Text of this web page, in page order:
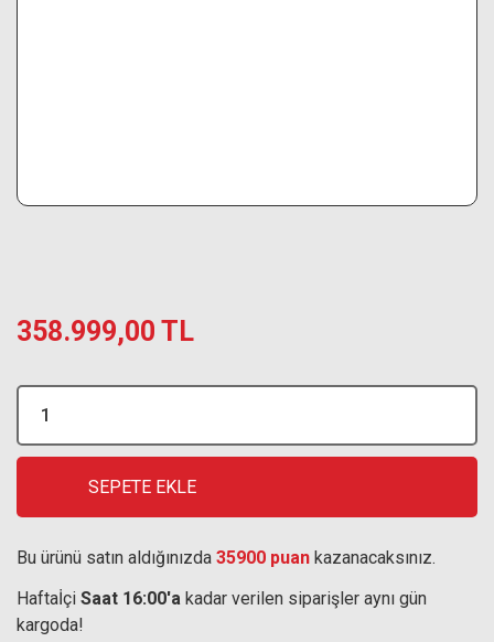
358.999,00 TL
SEPETE EKLE
Bu ürünü satın aldığınızda 35900 puan kazanacaksınız.
Haftaİçi Saat 16:00'a kadar verilen siparişler aynı gün
kargoda!